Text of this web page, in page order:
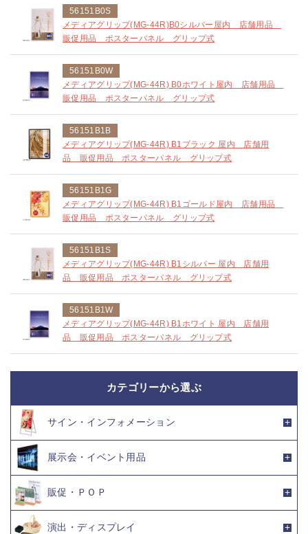
56151B0S
メディアグリップ(MG-44R)B0シルバー屋内 店舗用品
販促用品 ポスターパネル グリップ式
56151B0W
メディアグリップ(MG-44R) B0ホワイト屋内 店舗用品
販促用品 ポスターパネル グリップ式
56151B1B
メディアグリップ(MG-44R) B1ブラック 屋内 店舗用
品 販促用品 ポスターパネル グリップ式
56151B1G
メディアグリップ(MG-44R) B1ゴールド屋内 店舗用品
販促用品 ポスターパネル グリップ式
56151B1S
メディアグリップ(MG-44R) B1シルバー 屋内 店舗用
品 販促用品 ポスターパネル グリップ式
56151B1W
メディアグリップ(MG-44R) B1ホワイト 屋内 店舗用
品 販促用品 ポスターパネル グリップ式
カテゴリーから選ぶ
サイン・インフォメーション
展示会・イベント用品
販促・ＰＯＰ
演出・ディスプレイ